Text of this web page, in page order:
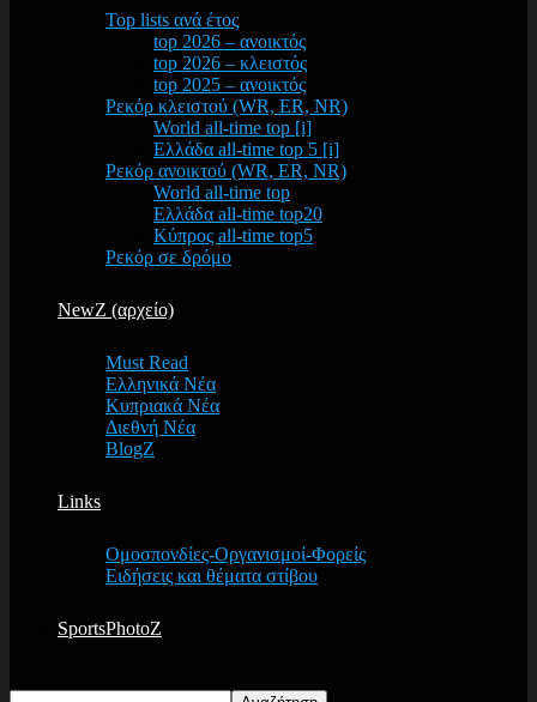
Top lists ανά έτος
top 2026 – ανοικτός
top 2026 – κλειστός
top 2025 – ανοικτός
Ρεκόρ κλειστού (WR, ER, NR)
World all-time top [i]
Ελλάδα all-time top 5 [i]
Ρεκόρ ανοικτού (WR, ER, NR)
World all-time top
Ελλάδα all-time top20
Κύπρος all-time top5
Ρεκόρ σε δρόμο
NewZ (αρχείο)
Must Read
Ελληνικά Νέα
Κυπριακά Νέα
Διεθνή Νέα
BlogZ
Links
Ομοσπονδίες-Οργανισμοί-Φορείς
Ειδήσεις και θέματα στίβου
SportsPhotoZ